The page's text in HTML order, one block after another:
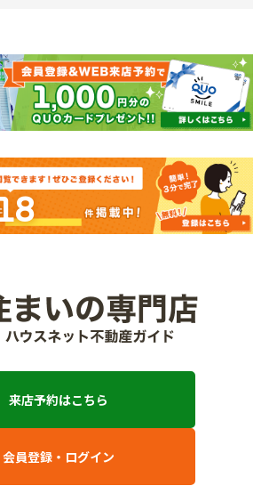
来店予約はこちら
会員登録・ログイン